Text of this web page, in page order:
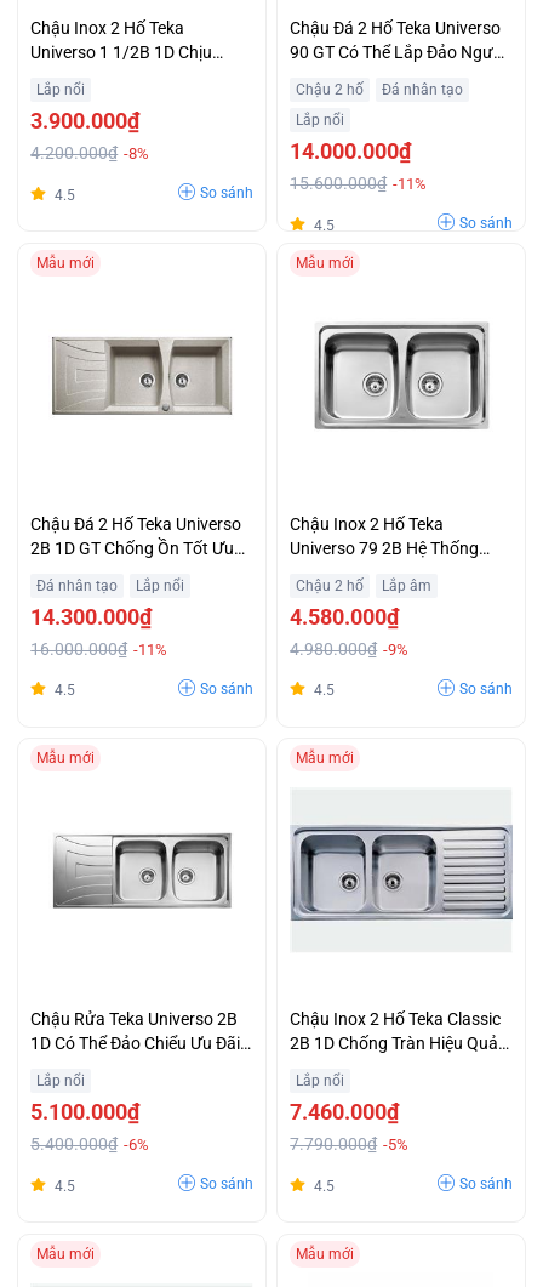
Chậu Inox 2 Hố Teka
Universo 1 1/2B 1D Chịu
Nhiệt Tốt Ưu Đãi
Lắp nổi
3.900.000₫
4.200.000₫ -8%
4.5 So sánh
Chậu Đá 2 Hố Teka Universo
90 GT Có Thể Lắp Đảo Ngược
Ưu Đãi Lớn
Chậu 2 hố
Đá nhân tạo
Lắp nổi
14.000.000₫
15.600.000₫ -11%
4.5 So sánh
Mẫu mới
Chậu Đá 2 Hố Teka Universo
2B 1D GT Chống Ồn Tốt Ưu
Đá nhân tạo Lắp nổi
14.300.000₫
16.000.000₫ -11%
4.5 So sánh
Mẫu mới
Chậu Inox 2 Hố Teka
Universo 79 2B Hệ Thống
Mại Lớn
Chậu 2 hố Lắp âm
4.580.000₫
4.980.000₫ -9%
4.5 So sánh
Mẫu mới
Chậu Rửa Teka Universo 2B
1D Có Thể Đảo Chiểu Ưu Đãi
Lớn
Lắp nổi
5.100.000₫
5.400.000₫ -6%
4.5 So sánh
Mẫu mới
Chậu Inox 2 Hố Teka Classic
2B 1D Chống Tràn Hiệu Quả
Giá Tốt
Lắp nổi
7.460.000₫
7.790.000₫ -5%
4.5 So sánh
Mẫu mới Mẫu mới